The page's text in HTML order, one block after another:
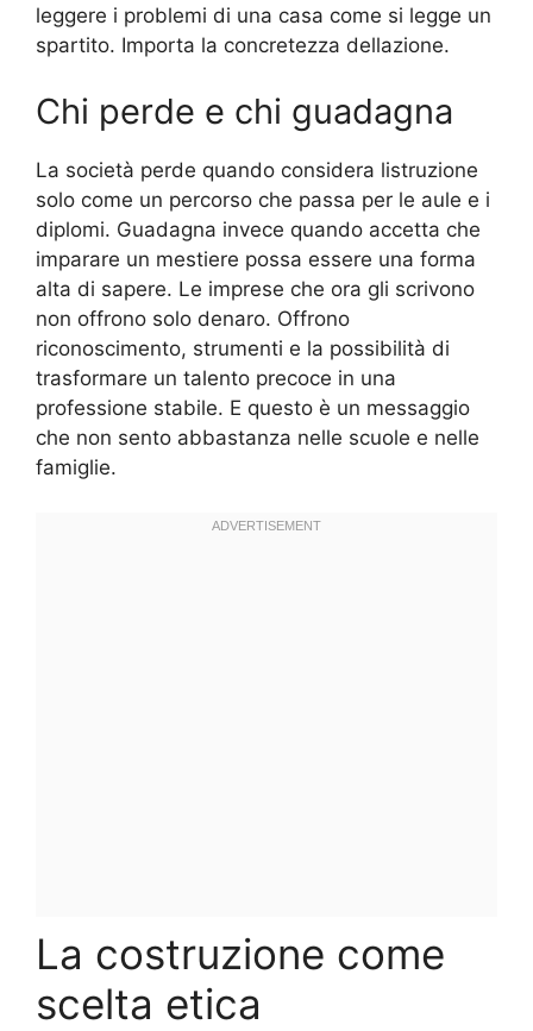
leggere i problemi di una casa come si legge un
spartito. Importa la concretezza dellazione.
Chi perde e chi guadagna
La società perde quando considera listruzione
solo come un percorso che passa per le aule e i
diplomi. Guadagna invece quando accetta che
imparare un mestiere possa essere una forma
alta di sapere. Le imprese che ora gli scrivono
non offrono solo denaro. Offrono
riconoscimento, strumenti e la possibilità di
trasformare un talento precoce in una
professione stabile. E questo è un messaggio
che non sento abbastanza nelle scuole e nelle
famiglie.
La costruzione come
scelta etica